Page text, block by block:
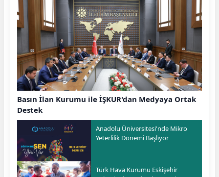
Basın İlan Kurumu ile İŞKUR'dan Medyaya Ortak
Destek
Anadolu Üniversitesi'nde Mikro
Yeterlilik Dönemi Başlıyor
Türk Hava Kurumu Eskişehir